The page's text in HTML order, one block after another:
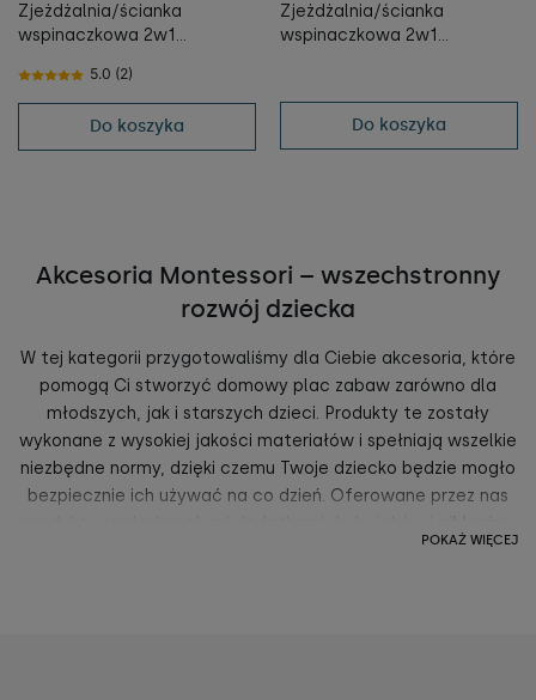
Zjeżdżalnia/ścianka
wspinaczkowa 2w1
Montessori L i kostki - szara
5.0 (2)
Do koszyka
Zjeżdżalnia/ścianka
wspinaczkowa 2w1
Do koszyka
Akcesoria Montessori – wszechstronny
rozwój dziecka
W tej kategorii przygotowaliśmy dla Ciebie akcesoria, które
pomogą Ci stworzyć domowy plac zabaw zarówno dla
młodszych, jak i starszych dzieci. Produkty te zostały
wykonane z wysokiej jakości materiałów i spełniają wszelkie
niezbędne normy, dzięki czemu Twoje dziecko będzie mogło
bezpiecznie ich używać na co dzień. Oferowane przez nas
Pozwalają przekształcić je w nowe, jeszcze bardziej
POKAŻ WIĘCEJ